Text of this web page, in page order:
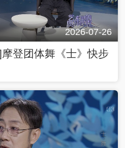
2026-07-26
登团体舞《士》快步